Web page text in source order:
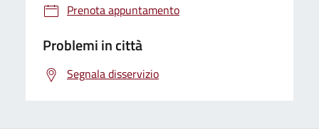
Prenota appuntamento
Problemi in città
Segnala disservizio